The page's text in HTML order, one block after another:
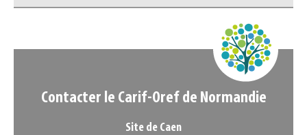
Contacter le Carif-Oref de Normandie
Site de Caen